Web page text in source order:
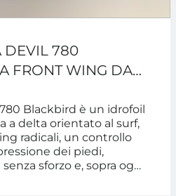
DEVIL 780
FRONT WING DA
Blackbird è un idrofoil
a delta orientato al surf,
radicali, un controllo
dei piedi,
sforzo e, sopra ogni